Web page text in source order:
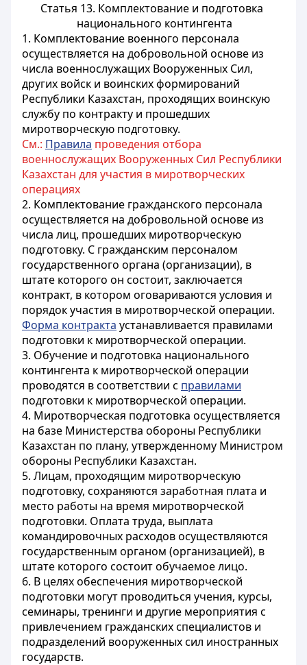
Статья 13. Комплектование и подготовка
национального контингента
1. Комплектование военного персонала
осуществляется на добровольной основе из
числа военнослужащих Вооруженных Сил,
других войск и воинских формирований
Республики Казахстан, проходящих воинскую
службу по контракту и прошедших
миротворческую подготовку.
См.: Правила проведения отбора
военнослужащих Вооруженных Сил Республики
Казахстан для участия в миротворческих
операциях
2. Комплектование гражданского персонала
осуществляется на добровольной основе из
числа лиц, прошедших миротворческую
подготовку. С гражданским персоналом
государственного органа (организации), в
штате которого он состоит, заключается
контракт, в котором оговариваются условия и
порядок участия в миротворческой операции.
Форма контракта устанавливается правилами
подготовки к миротворческой операции.
3. Обучение и подготовка национального
контингента к миротворческой операции
проводятся в соответствии с правилами
подготовки к миротворческой операции.
4. Миротворческая подготовка осуществляется
на базе Министерства обороны Республики
Казахстан по плану, утвержденному Министром
обороны Республики Казахстан.
5. Лицам, проходящим миротворческую
подготовку, сохраняются заработная плата и
место работы на время миротворческой
подготовки. Оплата труда, выплата
командировочных расходов осуществляются
государственным органом (организацией), в
штате которого состоит обучаемое лицо.
6. В целях обеспечения миротворческой
подготовки могут проводиться учения, курсы,
семинары, тренинги и другие мероприятия с
привлечением гражданских специалистов и
подразделений вооруженных сил иностранных
государств.